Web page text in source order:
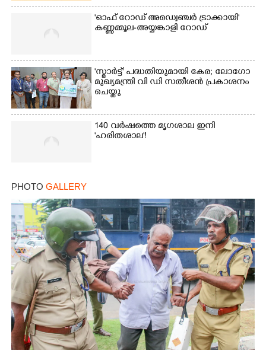
'ഓഫ് റോഡ് അഡ്വെഞ്ചർ ട്രാക്കായി'
കണ്ണമ്മൂല-അയ്യങ്കാളി റോഡ്
'സ്മാർട്ട്' പദ്ധതിയുമായി കേര; ലോഗോ
മുഖ്യമന്ത്രി വി ഡി സതീശൻ പ്രകാശനം
ചെയ്തു
140 വർഷത്തെ മൃഗശാല ഇനി
'ഹരിതശാല'!
PHOTO GALLERY